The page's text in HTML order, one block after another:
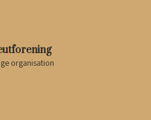
organisation